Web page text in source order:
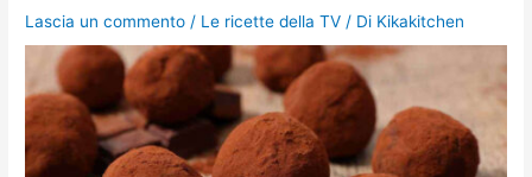
Lascia un commento / Le ricette della TV / Di Kikakitchen